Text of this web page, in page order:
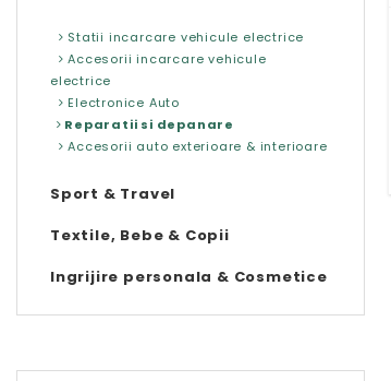
Statii incarcare vehicule electrice
Accesorii incarcare vehicule
electrice
Electronice Auto
Reparatii si depanare
Accesorii auto exterioare & interioare
Sport & Travel
Textile, Bebe & Copii
Ingrijire personala & Cosmetice